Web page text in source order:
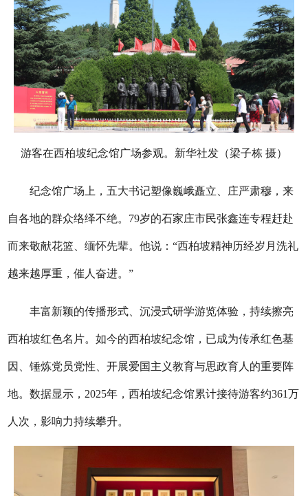
游客在西柏坡纪念馆广场参观。新华社发（梁子栋 摄）
纪念馆广场上，五大书记塑像巍峨矗立、庄严肃穆，来
自各地的群众络绎不绝。79岁的石家庄市民张鑫连专程赶赴
而来敬献花篮、缅怀先辈。他说：“西柏坡精神历经岁月洗礼
越来越厚重，催人奋进。”
丰富新颖的传播形式、沉浸式研学游览体验，持续擦亮
西柏坡红色名片。如今的西柏坡纪念馆，已成为传承红色基
因、锤炼党员党性、开展爱国主义教育与思政育人的重要阵
地。数据显示，2025年，西柏坡纪念馆累计接待游客约361万
人次，影响力持续攀升。